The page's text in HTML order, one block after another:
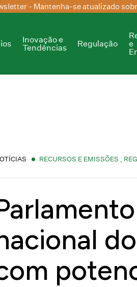
- Mantenha-se atualizado
Inovação e
Tendências
Regulação
e
RECURSOS E EMISSÕES